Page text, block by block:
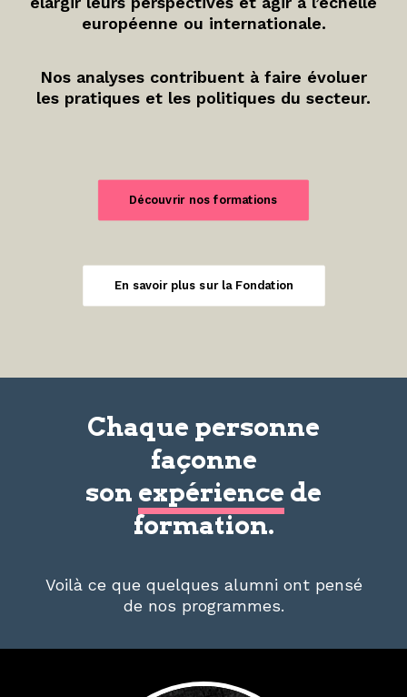
européenne ou internationale.
Nos analyses contribuent à faire évoluer
les pratiques et les politiques du secteur.
Découvrir nos formations
En savoir plus sur la Fondation
Chaque personne
façonne
son expérience de
formation.
Voilà ce que quelques alumni ont pensé
de nos programmes.